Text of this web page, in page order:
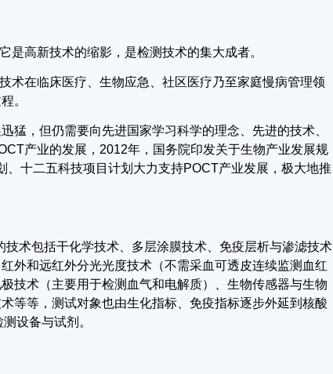
是高新技术的缩影，是检测技术的集大成者。
技术在临床医疗、生物应急、社区医疗乃至家庭慢病管理领
。
猛，但仍需要向先进国家学习科学的理念、先进的技术、
产业的发展， 2012年，国务院印发关于生物产业发展规
、十二五科技项目计划大力支持POCT产业发展，极大地推
技术包括干化学技术、多层涂膜技术、免疫层析与渗滤技术
外和远红外分光光度技术（不需采血可透皮连续监测血红
技术（主要用于检测血气和电解质）、生物传感器与生物
等等，测试对象也由生化指标、免疫指标逐步外延到核酸
测设备与试剂。